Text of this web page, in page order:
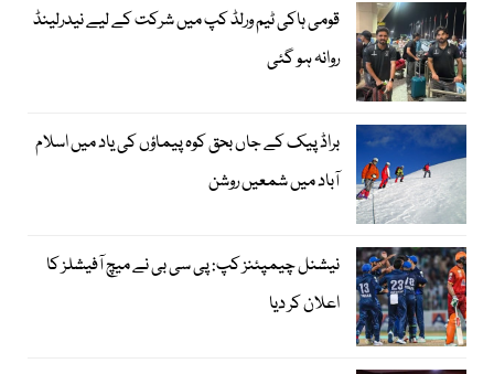
قومی ہاکی ٹیم ورلڈ کپ میں شرکت کے لیے نیدرلینڈ
روانہ ہو گئی
براڈ پیک کے جاں بحق کوہ پیماؤں کی یاد میں اسلام
آباد میں شمعیں روشن
نیشنل چیمپئنز کپ: پی سی بی نے میچ آفیشلز کا
اعلان کر دیا